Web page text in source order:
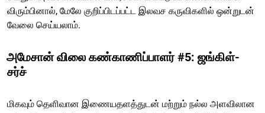
விரும்பினால், மேலே குறிப்பிடப்பட்ட இலவச கருவிகளில் ஒன்றுடன்
வேலை செய்யலாம்.
அமேசான் விலை கண்காணிப்பாளர் #5: ஜங்கிள்-
சர்ச்
மிகவும் தெளிவான இணையதளத்துடன் மற்றும் நல்ல அளவிலான